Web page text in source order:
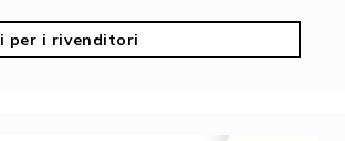
per i rivenditori